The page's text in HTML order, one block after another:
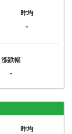
昨均
-
漲跌幅
-
昨均